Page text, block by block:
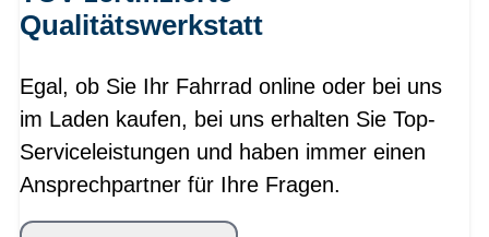
Qualitätswerkstatt
Egal, ob Sie Ihr Fahrrad online oder bei uns
im Laden kaufen, bei uns erhalten Sie Top-
Serviceleistungen und haben immer einen
Ansprechpartner für Ihre Fragen.